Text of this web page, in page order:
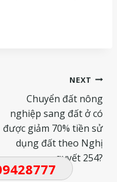
NEXT
Chuyển đất nông
nghiệp sang đất ở có
được giảm 70% tiền sử
dụng đất theo Nghị
quyết 254?